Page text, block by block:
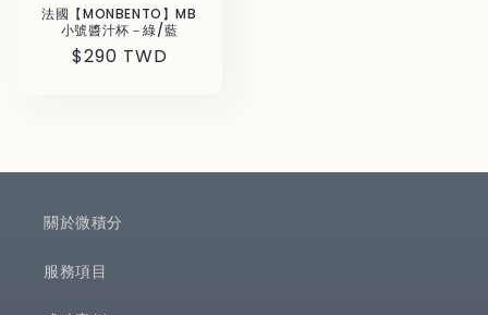
法國【MONBENTO】MB
小號醬汁杯－綠/藍
Regular
$290 TWD
關於微積分
服務項目